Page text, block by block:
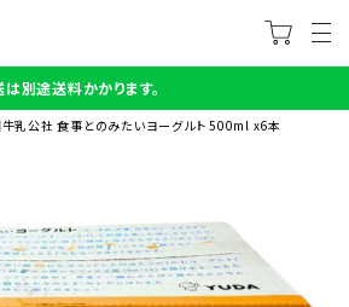
別途送料かかります。
牛乳公社 食事とのみたいヨーグルト 500ml x6本